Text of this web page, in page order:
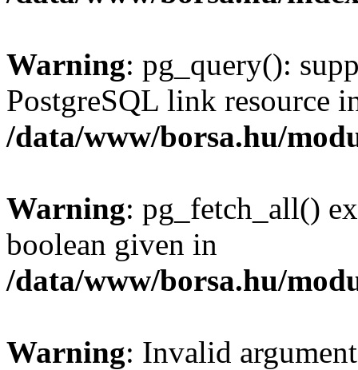
Warning: pg_query():
PostgreSQL link resource
/data/www/borsa.hu/
Warning: pg_fetch_all()
boolean given in
/data/www/borsa.hu/
Warning: Invalid